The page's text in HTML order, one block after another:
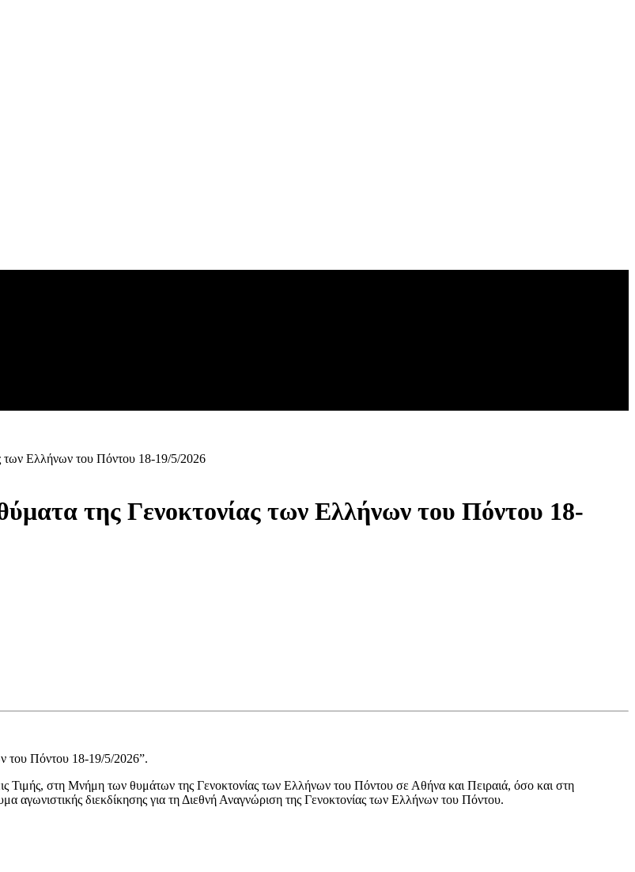
των Ελλήνων του Πόντου 18-19/5/2026
της Γενοκτονίας των Ελλήνων του Πόντου 18-
του Πόντου 18-19/5/2026”.
Τιμής, στη Μνήμη των θυμάτων της Γενοκτονίας των Ελλήνων του Πόντου σε Αθήνα και Πειραιά, όσο και στη
διεκδίκησης για τη Διεθνή Αναγνώριση της Γενοκτονίας των Ελλήνων του Πόντου.